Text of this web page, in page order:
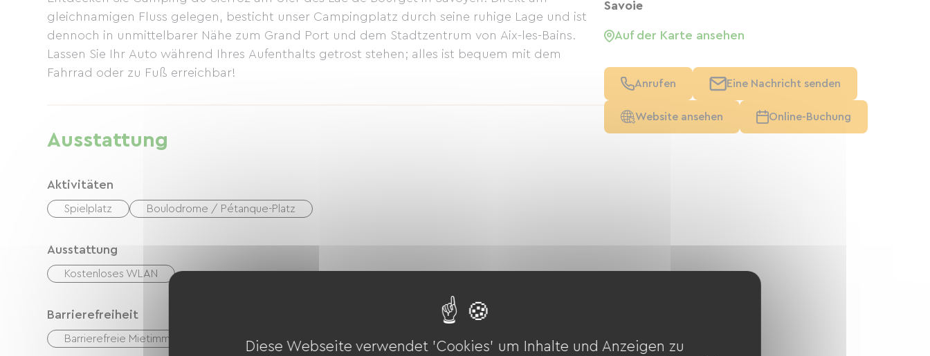
gleichnamigen Fluss gelegen, besticht unser Campingplatz durch seine ruhige Lage und ist
dennoch in unmittelbarer Nähe zum Grand Port und dem Stadtzentrum von Aix-les-Bains.
Lassen Sie Ihr Auto während Ihres Aufenthalts getrost stehen; alles ist bequem mit dem
Fahrrad oder zu Fuß erreichbar!
Ausstattung
Aktivitäten
Spielplatz Boulodrome / Pétanque-Platz
Ausstattung
Kostenloses WLAN
Barrierefreiheit
Barrierefreie Mietimmobilie
Savoie
Auf der Karte ansehen
Anrufen Eine Nachricht senden
Website ansehen Online-Buchung
Diese Webseite verwendet 'Cookies' um Inhalte und Anzeigen zu